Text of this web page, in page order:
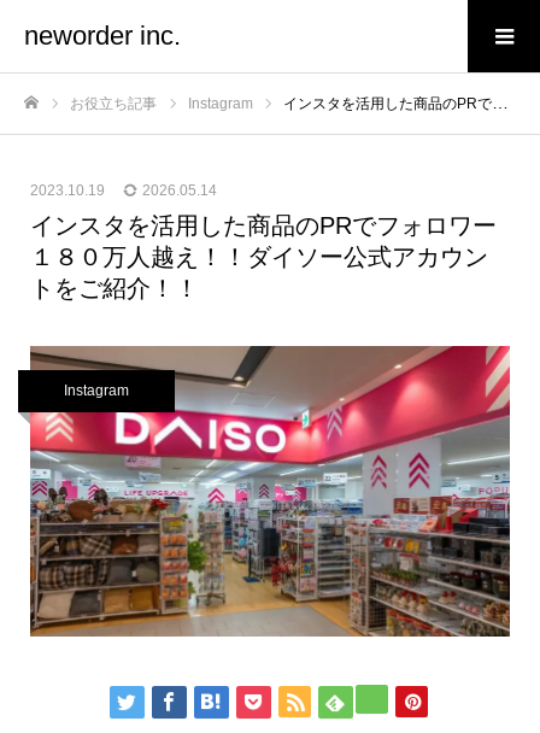
neworder inc.
お役立ち記事 Instagram インスタを活用した商品のPRでフォロワー１８０万人越え！！ダイソー公式アカウントをご紹介！！
2023.10.19 2026.05.14
インスタを活用した商品のPRでフォロワー
１８０万人越え！！ダイソー公式アカウン
トをご紹介！！
Instagram